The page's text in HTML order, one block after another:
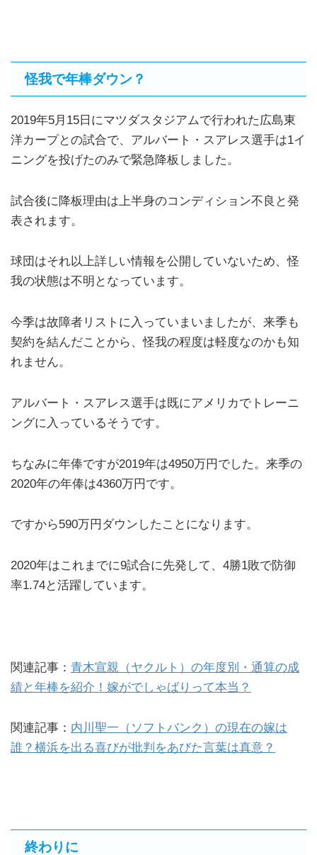
怪我で年棒ダウン？
2019年5月15日にマツダスタジアムで行われた広島東
洋カープとの試合で、アルバート・スアレス選手は1イ
ニングを投げたのみで緊急降板しました。
試合後に降板理由は上半身のコンディション不良と発
表されます。
球団はそれ以上詳しい情報を公開していないため、怪
我の状態は不明となっています。
今季は故障者リストに入っていまいましたが、来季も
契約を結んだことから、怪我の程度は軽度なのかも知
れません。
アルバート・スアレス選手は既にアメリカでトレーニ
ングに入っているそうです。
ちなみに年俸ですが2019年は4950万円でした。来季の
2020年の年俸は4360万円です。
ですから590万円ダウンしたことになります。
2020年はこれまでに9試合に先発して、4勝1敗で防御
率1.74と活躍しています。
関連記事： 青木宣親（ヤクルト）の年度別・通算の成
績と年棒を紹介！嫁がでしゃばりって本当？
関連記事： 内川聖一（ソフトバンク）の現在の嫁は
誰？横浜を出る喜びが批判をあびた言葉は真意？
終わりに